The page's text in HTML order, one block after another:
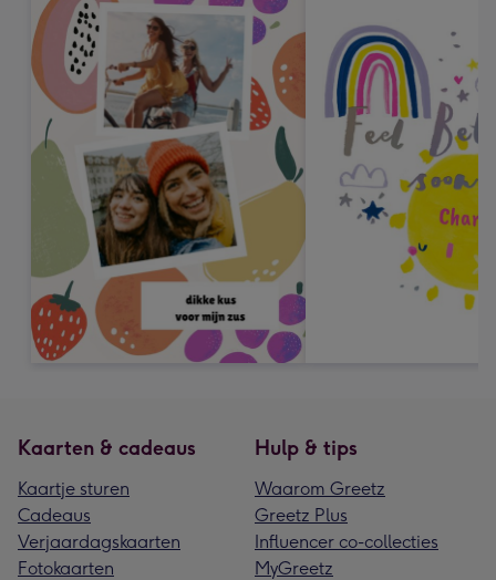
Kaarten & cadeaus
Kaartje sturen
Cadeaus
Verjaardagskaarten
Fotokaarten
Hulp & tips
Waarom Greetz
Greetz Plus
Influencer co-collecties
MyGreetz